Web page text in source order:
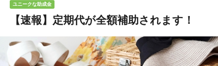
ユニークな助成金
【速報】定期代が全額補助されます！